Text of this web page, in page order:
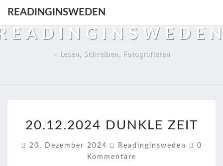
content
READINGINSWEDEN
– Lesen, Schreiben, Fotografieren
DUNKLE
ZEIT
20.12.2024 DUNKLE ZEIT
20. Dezember 2024 Readinginsweden
0
Kommentare